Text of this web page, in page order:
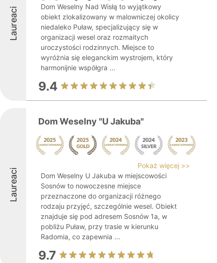
Laureaci
Dom Weselny Nad Wisłą to wyjątkowy
obiekt zlokalizowany w malowniczej okolicy
niedaleko Puław, specjalizujący się w
organizacji wesel oraz rozmaitych
uroczystości rodzinnych. Miejsce to
wyróżnia się eleganckim wystrojem, który
harmonijnie współgra ...
9.4
Laureaci
Dom Weselny "U Jakuba"
Pokaż więcej >>
Dom Weselny U Jakuba w miejscowości
Sosnów to nowoczesne miejsce
przeznaczone do organizacji różnego
rodzaju przyjęć, szczególnie wesel. Obiekt
znajduje się pod adresem Sosnów 1a, w
pobliżu Puław, przy trasie w kierunku
Radomia, co zapewnia ...
9.7